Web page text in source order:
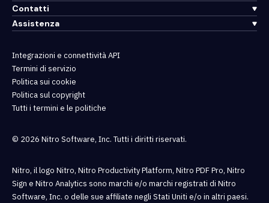
Contatti
Assistenza
Integrazioni e connettività API
Termini di servizio
Politica sui cookie
Politica sul copyright
Tutti i termini e le politiche
© 2026 Nitro Software, Inc. Tutti i diritti riservati.
Nitro, il logo Nitro, Nitro Productivity Platform, Nitro PDF Pro, Nitro
Sign e Nitro Analytics sono marchi e/o marchi registrati di Nitro
Software, Inc. o delle sue affiliate negli Stati Uniti e/o in altri paesi.